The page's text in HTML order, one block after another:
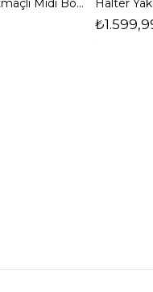
Halter Yaka Önden Yırtmaçlı Midi Boy Bordo Hasre Kadın Elbise 26Y502